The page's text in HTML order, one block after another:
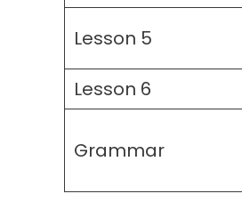
Lesson 5
Lesson 6
Grammar